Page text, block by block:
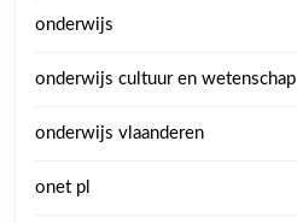
onderwijs
onderwijs cultuur en wetenschap
onderwijs vlaanderen
onet pl